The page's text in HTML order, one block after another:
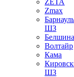
ZETA
Zmax
ШЗ
Белшина
Волтайр
Кама
ШЗ